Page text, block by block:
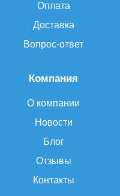
Компания
О компании
Новости
Блог
Отзывы
Контакты
Оплата
Доставка
Вопрос-ответ